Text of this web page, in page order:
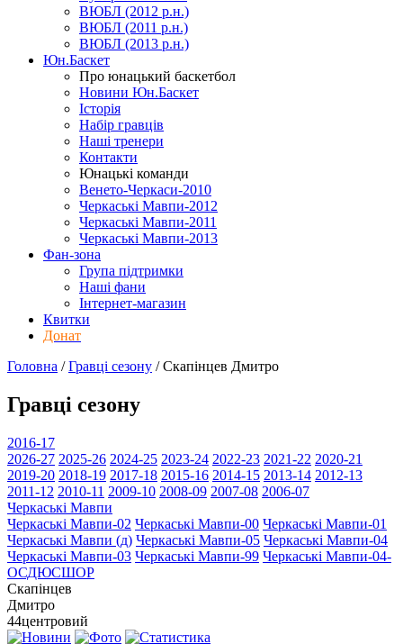
ВЮБЛ (2012 р.н.)
ВЮБЛ (2011 р.н.)
ВЮБЛ (2013 р.н.)
Юн.Баскет
Про юнацький баскетбол
Новини Юн.Баскет
Історія
Набір гравців
Наші тренери
Контакти
Юнацькі команди
Венето-Черкаси-2010
Черкаські Мавпи-2012
Черкаські Мавпи-2011
Черкаські Мавпи-2013
Фан-зона
Група підтримки
Наші фани
Інтернет-магазин
Квитки
Донат
Головна /Гравці сезону /Скапінцев Дмитро
Гравці сезону
2016-17
2026-27 2025-26 2024-25 2023-24 2022-23 2021-22 2020-21
2019-20 2018-19 2017-18 2015-16 2014-15 2013-14 2012-13
2011-12 2010-11 2009-10 2008-09 2007-08 2006-07
Черкаські Мавпи
Черкаські Мавпи-02 Черкаські Мавпи-00 Черкаські Мавпи-01
Черкаські Мавпи (д) Черкаські Мавпи-05 Черкаські Мавпи-04
Черкаські Мавпи-03 Черкаські Мавпи-99 Черкаські Мавпи-04-
ОСДЮСШОР
Скапінцев
Дмитро
44центровий